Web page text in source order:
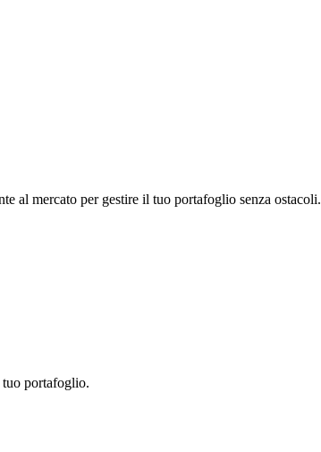
al mercato per gestire il tuo portafoglio senza ostacoli.
tuo portafoglio.